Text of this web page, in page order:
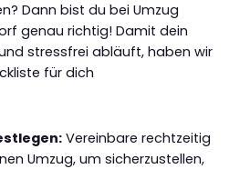
Dann bist du bei Umzug
genau richtig! Damit dein
stressfrei abläuft, haben wir
für dich
Vereinbare rechtzeitig
Umzug, um sicherzustellen,